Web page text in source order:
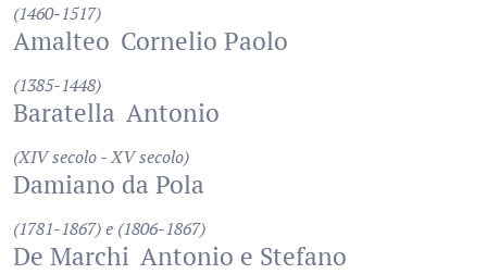
(1460-1517)
Amalteo Cornelio Paolo
(1385-1448)
Baratella Antonio
(XIV secolo - XV secolo)
Damiano da Pola
(1781-1867) e (1806-1867)
De Marchi Antonio e Stefano